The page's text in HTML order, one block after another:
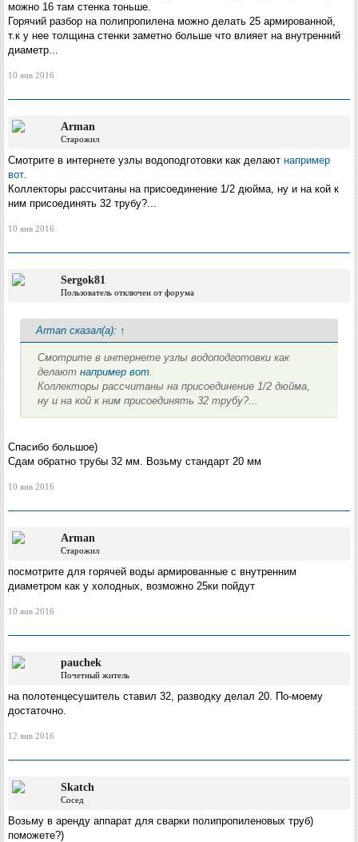
можно 16 там стенка тоньше.
Горячий разбор на полипропилена можно делать 25 армированной,
т.к у нее толщина стенки заметно больше что влияет на внутренний
диаметр...
10 янв 2016
Arman
Старожил
Смотрите в интернете узлы водоподготовки как делают например
вот.
Коллекторы рассчитаны на присоединение 1/2 дюйма, ну и на кой к
ним присоединять 32 трубу?...
10 янв 2016
Sergok81
Пользователь отключен от форума
Arman сказал(а): ↑
Смотрите в интернете узлы водоподготовки как
делают например вот.
Коллекторы рассчитаны на присоединение 1/2 дюйма,
ну и на кой к ним присоединять 32 трубу?...
Спасибо большое)
Сдам обратно трубы 32 мм. Возьму стандарт 20 мм
10 янв 2016
Arman
Старожил
посмотрите для горячей воды армированные с внутренним
диаметром как у холодных, возможно 25ки пойдут
10 янв 2016
pauchek
Почетный житель
на полотенцесушитель ставил 32, разводку делал 20. По-моему
достаточно.
12 янв 2016
Skatch
Сосед
Возьму в аренду аппарат для сварки полипропиленовых труб)
поможете?)